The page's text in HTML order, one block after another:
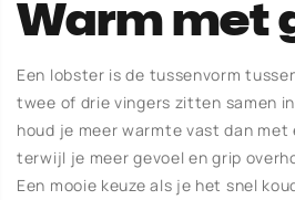
Warm met
Een lobster is de tussenvorm
twee of drie vingers zitten samen
houd je meer warmte vast dan met
terwijl je meer gevoel en grip
Een mooie keuze als je het snel